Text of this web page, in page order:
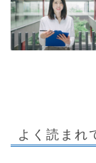
よく読まれ